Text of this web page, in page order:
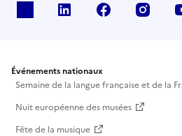
Linkedin Facebook
Événements nationaux
Semaine de la langue française et de la
Nuit européenne des musées
Fête de la musique